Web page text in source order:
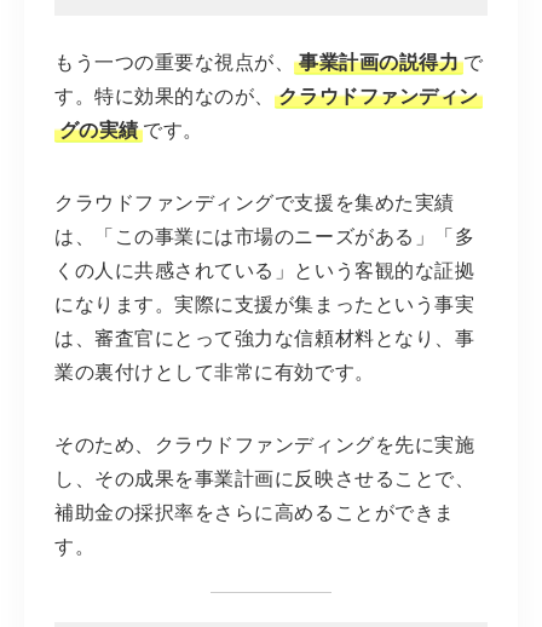
もう一つの重要な視点が、事業計画の説得力で
す。特に効果的なのが、
クラウドファンディン
グの実績 です。
クラウドファンディングで支援を集めた実績
は、「この事業には市場のニーズがある」「多
くの人に共感されている」という客観的な証拠
になります。実際に支援が集まったという事実
は、審査官にとって強力な信頼材料となり、事
業の裏付けとして非常に有効です。
そのため、クラウドファンディングを先に実施
し、その成果を事業計画に反映させることで、
補助金の採択率をさらに高めることができま
す。